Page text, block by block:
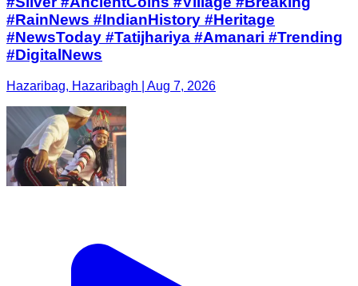
#RainNews #IndianHistory #Heritage
#NewsToday #Tatijhariya #Amanari #Trending
#DigitalNews
Hazaribag, Hazaribagh | Aug 7, 2026